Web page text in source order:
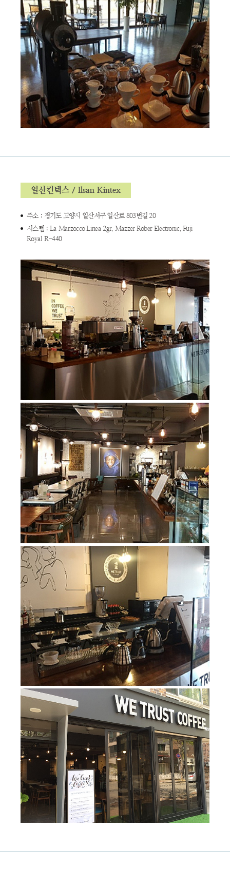
일산킨텍스 / Ilsan Kintex
주소 : 경기도 고양시 일산서구 일산로 803번길 20
시스템 : La Marzocco Linea 2gr, Mazzer Rober Electronic, Fuji
Royal R-440